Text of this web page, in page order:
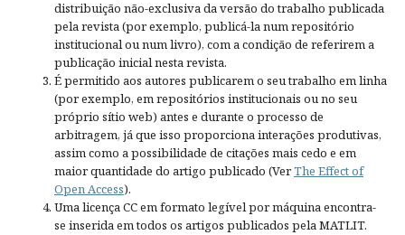
distribuição não-exclusiva da versão do trabalho publicada
pela revista (por exemplo, publicá-la num repositório
institucional ou num livro), com a condição de referirem a
publicação inicial nesta revista.
É permitido aos autores publicarem o seu trabalho em linha
(por exemplo, em repositórios institucionais ou no seu
próprio sítio web) antes e durante o processo de
arbitragem, já que isso proporciona interações produtivas,
assim como a possibilidade de citações mais cedo e em
maior quantidade do artigo publicado (VerThe Effect of
Open Access).
Uma licença CC em formato legível por máquina encontra-
se inserida em todos os artigos publicados pela MATLIT.